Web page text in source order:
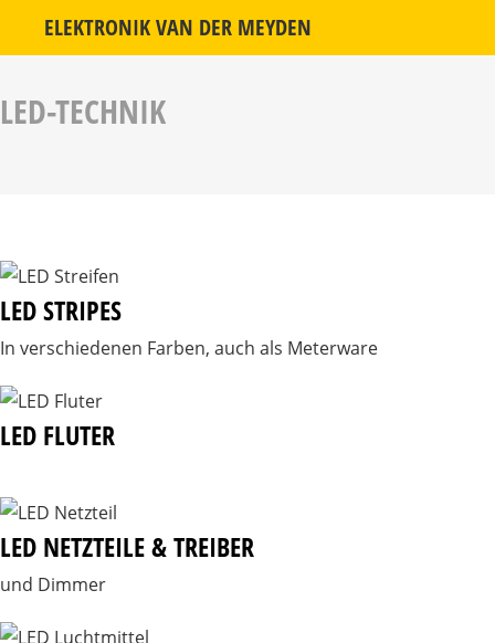
ELEKTRONIK VAN DER MEYDEN
LED-TECHNIK
LED STRIPES
In verschiedenen Farben, auch als Meterware
LED FLUTER
LED NETZTEILE & TREIBER
und Dimmer